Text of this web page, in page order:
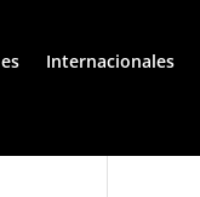
Internacionales